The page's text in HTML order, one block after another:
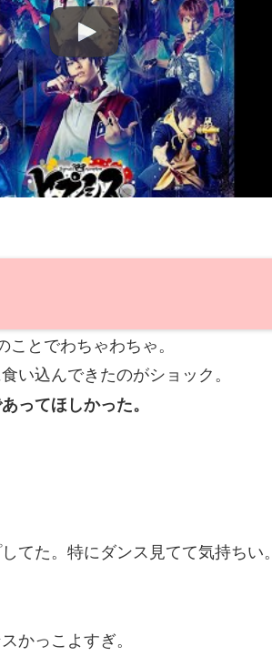
とでわちゃわちゃ。
い込んできたのがショック。
ってほしかった。
てた。特にダンス見てて気持ちい。
かっこよすぎ。